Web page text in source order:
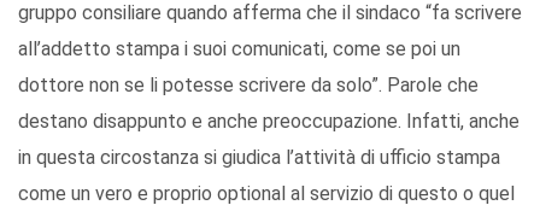
gruppo consiliare quando afferma che il sindaco “fa scrivere
all’addetto stampa i suoi comunicati, come se poi un
dottore non se li potesse scrivere da solo”. Parole che
destano disappunto e anche preoccupazione. Infatti, anche
in questa circostanza si giudica l’attività di ufficio stampa
come un vero e proprio optional al servizio di questo o quel